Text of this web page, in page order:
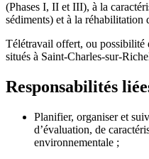
(Phases I, II et III), à la
sédiments) et à la réhabilitation
Télétravail offert, ou possibilité
situés à Saint-Charles-sur-
Responsabilités
Planifier, organiser et
d’évaluation, de
environnementale ;